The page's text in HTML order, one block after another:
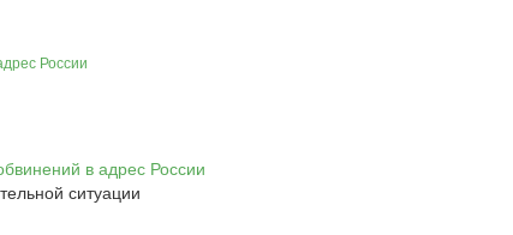
России
ситуации